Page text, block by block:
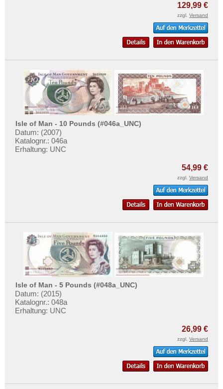
129,99 €
zzgl. Versand
Isle of Man - 10 Pounds (#046a_UNC)
Datum: (2007)
Katalognr.: 046a
Erhaltung: UNC
54,99 €
zzgl. Versand
Isle of Man - 5 Pounds (#048a_UNC)
Datum: (2015)
Katalognr.: 048a
Erhaltung: UNC
26,99 €
zzgl. Versand